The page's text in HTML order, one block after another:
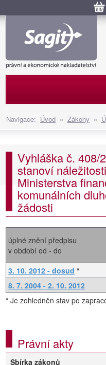
Navigace: Úvod » Zákony »
Vyhláška č. 408/
stanoví
Ministerstva
komunálních
žádosti
úplné znění předpisu
v období od - do
3. 10. 2012 - dosud *
8. 7. 2004 - 2. 10. 2012
* Je zohledněn stav po
Právní akty
Sbírka zákonů